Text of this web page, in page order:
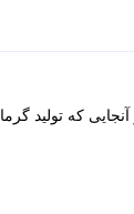
که تولید گرما